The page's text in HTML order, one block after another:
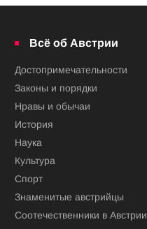
Всё об Австрии
Достопримечательности
Законы и порядки
Нравы и обычаи
История
Наука
Культура
Спорт
Знаменитые австрийцы
Соотечественники в Австрии